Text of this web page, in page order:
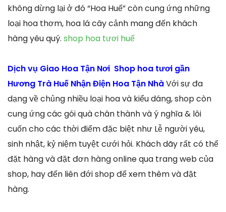
không dừng lại ở đó “Hoa Huế” còn cung ứng những
loại hoa thơm, hoa lá cây cảnh mang đến khách
hàng yêu quý. shop hoa tươi huế
Dịch vụ Giao Hoa Tận Nơi Shop hoa tươi gần
Hương Trà Huế Nhận Điện Hoa Tận NhàVới sự đa
dạng về chủng nhiều loại hoa và kiểu dáng, shop còn
cung ứng các gói quà chân thành và ý nghĩa & lôi
cuốn cho các thời điểm đặc biệt như Lễ người yêu,
sinh nhật, kỷ niệm tuyệt cưới hỏi. Khách dãy rất có thể
đặt hàng và đặt đơn hàng online qua trang web của
shop, hay đến liên đới shop để xem thêm và đặt
hàng.